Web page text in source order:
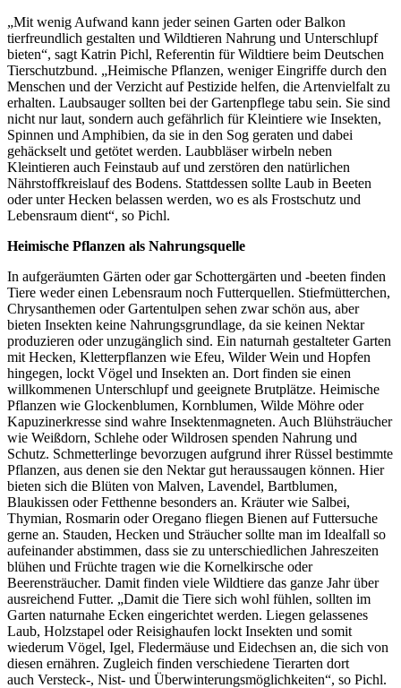
„Mit wenig Aufwand kann jeder seinen Garten oder Balkon
tierfreundlich gestalten und Wildtieren Nahrung und Unterschlupf
bieten“, sagt Katrin Pichl, Referentin für Wildtiere beim Deutschen
Tierschutzbund. „Heimische Pflanzen, weniger Eingriffe durch den
Menschen und der Verzicht auf Pestizide helfen, die Artenvielfalt zu
erhalten. Laubsauger sollten bei der Gartenpflege tabu sein. Sie sind
nicht nur laut, sondern auch gefährlich für Kleintiere wie Insekten,
Spinnen und Amphibien, da sie in den Sog geraten und dabei
gehäckselt und getötet werden. Laubbläser wirbeln neben
Kleintieren auch Feinstaub auf und zerstören den natürlichen
Nährstoffkreislauf des Bodens. Stattdessen sollte Laub in Beeten
oder unter Hecken belassen werden, wo es als Frostschutz und
Lebensraum dient“, so Pichl.
Heimische Pflanzen als Nahrungsquelle
In aufgeräumten Gärten oder gar Schottergärten und -beeten finden
Tiere weder einen Lebensraum noch Futterquellen. Stiefmütterchen,
Chrysanthemen oder Gartentulpen sehen zwar schön aus, aber
bieten Insekten keine Nahrungsgrundlage, da sie keinen Nektar
produzieren oder unzugänglich sind. Ein naturnah gestalteter Garten
mit Hecken, Kletterpflanzen wie Efeu, Wilder Wein und Hopfen
hingegen, lockt Vögel und Insekten an. Dort finden sie einen
willkommenen Unterschlupf und geeignete Brutplätze. Heimische
Pflanzen wie Glockenblumen, Kornblumen, Wilde Möhre oder
Kapuzinerkresse sind wahre Insektenmagneten. Auch Blühsträucher
wie Weißdorn, Schlehe oder Wildrosen spenden Nahrung und
Schutz. Schmetterlinge bevorzugen aufgrund ihrer Rüssel bestimmte
Pflanzen, aus denen sie den Nektar gut heraussaugen können. Hier
bieten sich die Blüten von Malven, Lavendel, Bartblumen,
Blaukissen oder Fetthenne besonders an. Kräuter wie Salbei,
Thymian, Rosmarin oder Oregano fliegen Bienen auf Futtersuche
gerne an. Stauden, Hecken und Sträucher sollte man im Idealfall so
aufeinander abstimmen, dass sie zu unterschiedlichen Jahreszeiten
blühen und Früchte tragen wie die Kornelkirsche oder
Beerensträucher. Damit finden viele Wildtiere das ganze Jahr über
ausreichend Futter. „Damit die Tiere sich wohl fühlen, sollten im
Garten naturnahe Ecken eingerichtet werden. Liegen gelassenes
Laub, Holzstapel oder Reisighaufen lockt Insekten und somit
wiederum Vögel, Igel, Fledermäuse und Eidechsen an, die sich von
diesen ernähren. Zugleich finden verschiedene Tierarten dort
auch Versteck-, Nist- und Überwinterungsmöglichkeiten“, so Pichl.